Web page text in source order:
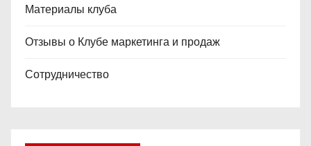
Материалы клуба
Отзывы о Клубе маркетинга и продаж
Сотрудничество